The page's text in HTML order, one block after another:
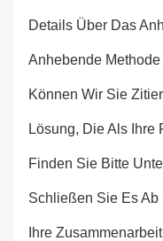
Details Über Das
Anhebende
Können Wir Sie
Lösung, Die Als Ihre
Finden Sie Bitte
Schließen Sie Es Ab
Ihre